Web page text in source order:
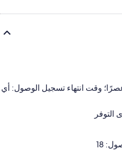
بدء تسجيل الوصول: 4:00 عصرًا؛ وقت انتهاء تسجيل الوصول: أي
18